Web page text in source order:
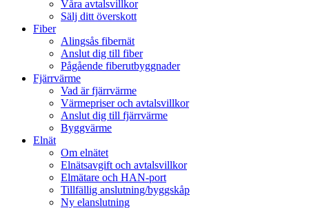
Våra avtalsvillkor
Sälj ditt överskott
Fiber
Alingsås fibernät
Anslut dig till fiber
Pågående fiberutbyggnader
Fjärrvärme
Vad är fjärrvärme
Värmepriser och avtalsvillkor
Anslut dig till fjärrvärme
Byggvärme
Elnät
Om elnätet
Elnätsavgift och avtalsvillkor
Elmätare och HAN-port
Tillfällig anslutning/byggskåp
Ny elanslutning